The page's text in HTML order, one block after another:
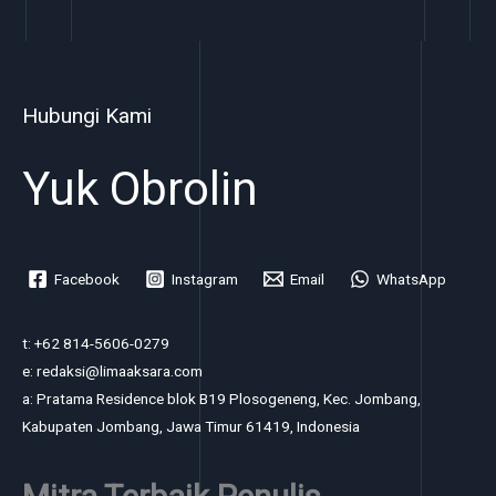
Hubungi Kami
Yuk Obrolin
Facebook Instagram Email WhatsApp
t: +62 814-5606-0279
e: redaksi@limaaksara.com
a: Pratama Residence blok B19 Plosogeneng, Kec. Jombang,
Kabupaten Jombang, Jawa Timur 61419, Indonesia